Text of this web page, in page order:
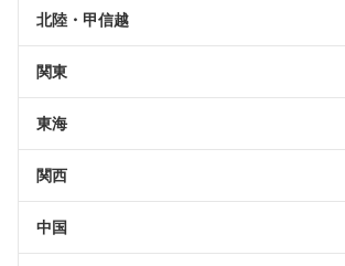
北陸・甲信越
関東
東海
関西
中国